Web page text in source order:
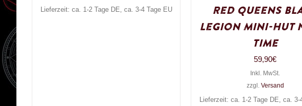
Lieferzeit: ca. 1-2 Tage DE, ca. 3-4 Tage EU
Red Queens
Legion Mini-Hut
Time
59,90€
Inkl. MwSt.
zzgl. Versand
Lieferzeit: ca. 1-2 Tage DE, ca. 3-